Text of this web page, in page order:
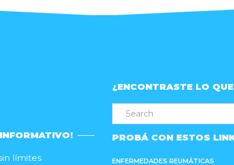
límites
¿ENCONTRASTE LO
PROBÁ CON ESTOS
ENFERMEDADES REUMÁTICAS